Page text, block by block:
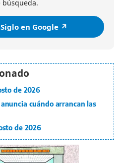
búsqueda.
en Google ↗️
de 2026
anuncia cuándo arrancan las
de 2026